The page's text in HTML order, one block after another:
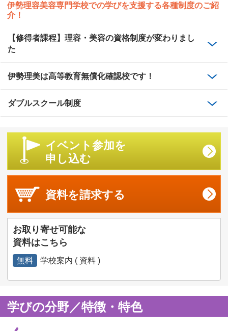
伊勢理容美容専門学校での学びを支援する各種制度のご紹
介！
【修得者課程】理容・美容の資格制度が変わりまし
た
伊勢理美は高等教育無償化確認校です！
ダブルスクール制度
イベント参加を
申し込む
資料を請求する
お取り寄せ可能な
資料はこちら
無料 学校案内 ( 資料 )
学びの分野／特徴・特色